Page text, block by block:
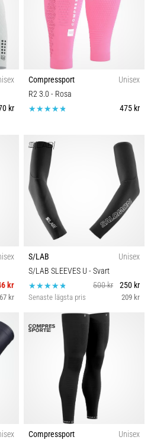
kr
Compressport
Unisex
R2 3.0 - Rosa
475 kr
kr
kr
S/LAB
Unisex
S/LAB SLEEVES U - Svart
500 kr
250 kr
Senaste lägsta pris 209 kr
Compressport
Unisex